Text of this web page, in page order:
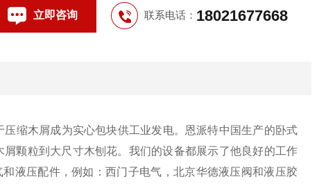
立即咨询 联系电话： 18021677668
缩木屑成为实心包块供工业发电。恩派特中国生产的卧式
颗粒到大尺寸木刨花。我们的设备都展示了他良好的工作
液压配件，例如：西门子电气，北京华德液压阀和液压胶